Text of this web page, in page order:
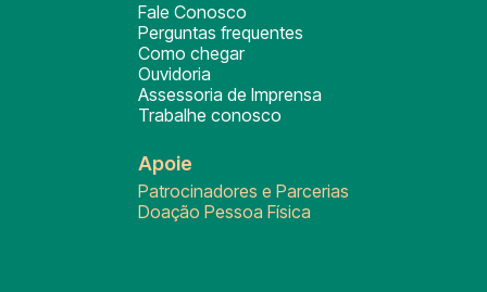
Fale Conosco
Perguntas frequentes
Como chegar
Ouvidoria
Assessoria de Imprensa
Trabalhe conosco
Apoie
Patrocinadores e Parcerias
Doação Pessoa Física